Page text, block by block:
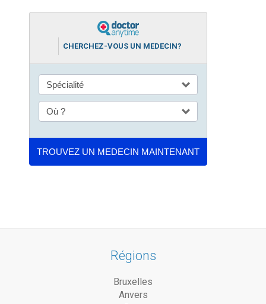
CHERCHEZ-VOUS UN MEDECIN?
Régions
Bruxelles
Anvers